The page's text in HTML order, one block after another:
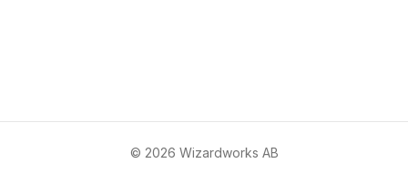
© 2026 Wizardworks AB